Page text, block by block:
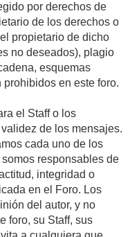
por derechos de
de los derechos o
propietario de dicho
no deseados), plagio
esquemas
en este foro.
el Staff o los
de los mensajes.
cada uno de los
responsables de
integridad o
en el Foro. Los
del autor, y no
foro, su Staff, sus